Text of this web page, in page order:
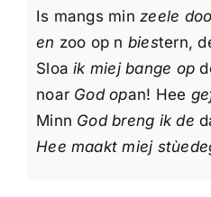
Is mangs minzeele
en zoo op n biestern,
Sloaik miej bange op
noar God opan! Hee
Minn God breng ik de
Hee maakt miej